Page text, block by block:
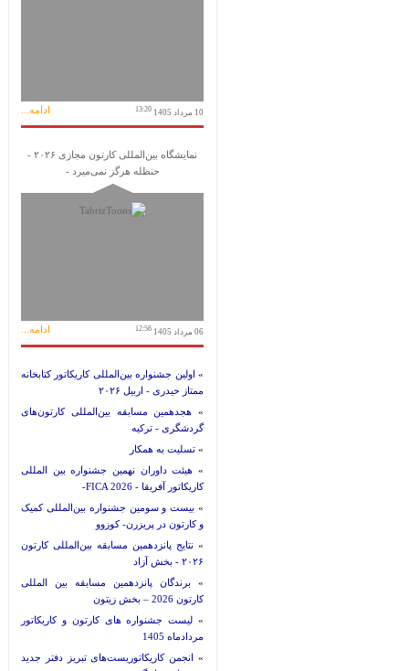
10 مرداد 1405 13:20 ادامه...
نمایشگاه بین‌المللی کارتون مجازی ۲۰۲۶ -
حنظله هرگز نمی‌میرد -
06 مرداد 1405 12:56 ادامه...
» اولین جشنواره بین‌المللی کاریکاتور کتابخانه
ممتاز حیدری - اربیل ۲۰۲۶
»
هجدهمین مسابقه بین‌المللی کارتون‌های
گردشگری - ترکیه
» تسلیت به همکار
» هیئت داوران نهمین جشنواره بین المللی
کاریکاتور آفریقا - FICA 2026-
» بیست و سومین جشنواره بین‌المللی کمیک
و کارتون در پریزرن- کوزوو
» نتایج پانزدهمین مسابقه بین‌المللی کارتون
۲۰۲۶ - بخش آزاد
» برندگان پانزدهمین مسابقه بین المللی
کارتون 2026 – بخش زیتون
» لیست جشنواره های کارتون و کاریکاتور
مردادماه 1405
» انجمن کاریکاتوریست‌های تبریز دفتر جدید